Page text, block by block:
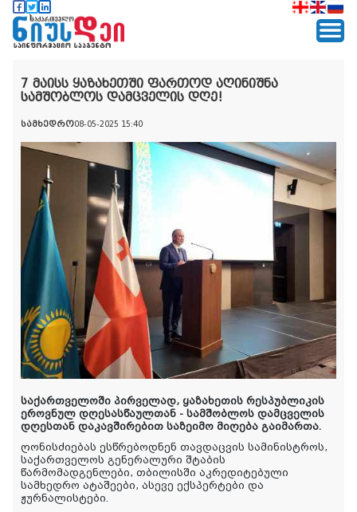
7 მაისს ყაზახეთში ფართოდ აღინიშნა
სამშობლოს დამცველის დღე!
სამხედრო08-05-2025 15:40
საქართველოში პირველად, ყაზახეთის რესპუბლიკის
ეროვნულ დღესასწაულთან - სამშობლოს დამცველის
დღესთან დაკავშირებით საზეიმო მიღება გაიმართა.
ღონისძიებას ესწრებოდნენ თავდაცვის სამინისტროს,
საქართველოს გენერალური შტაბის
წარმომადგენლები, თბილისში აკრედიტებული
სამხედრო ატაშეები, ასევე ექსპერტები და
ჟურნალისტები.